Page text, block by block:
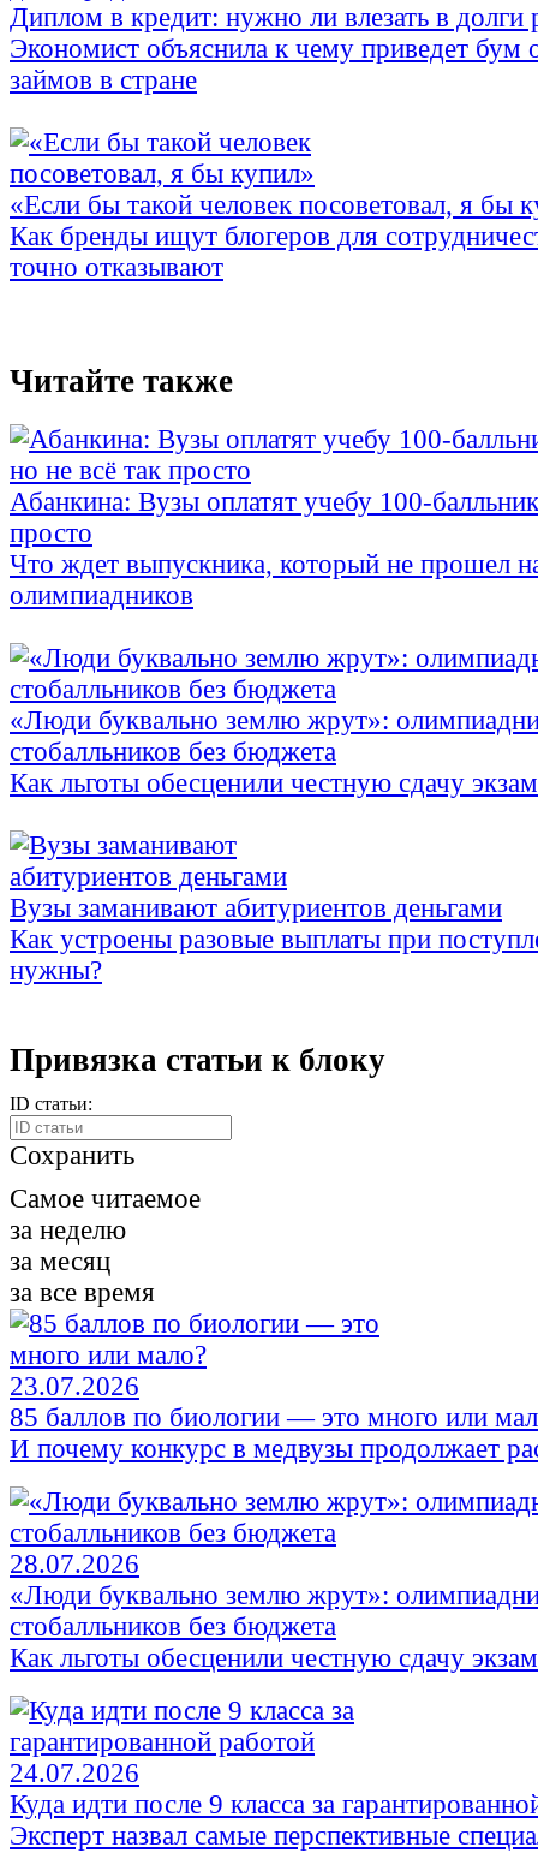
Диплом в кредит: нужно ли влезать в
Экономист объяснила к чему приведет бум
займов в стране
«Если бы такой человек посоветовал, я бы
Как бренды ищут блогеров для
точно отказывают
Читайте также
Абанкина: Вузы оплатят учебу 100-
просто
Что ждет выпускника, который не прошел
олимпиадников
«Люди буквально землю жрут»:
стобалльников без бюджета
Как льготы обесценили честную сдачу
Вузы заманивают абитуриентов деньгами
Как устроены разовые выплаты при
нужны?
Привязка статьи к блоку
ID статьи:
Сохранить
Самое читаемое
за неделю
за месяц
за все время
23.07.2026
85 баллов по биологии — это много или
И почему конкурс в медвузы продолжает
28.07.2026
«Люди буквально землю жрут»:
стобалльников без бюджета
Как льготы обесценили честную сдачу
24.07.2026
Куда идти после 9 класса за
Эксперт назвал самые перспективные